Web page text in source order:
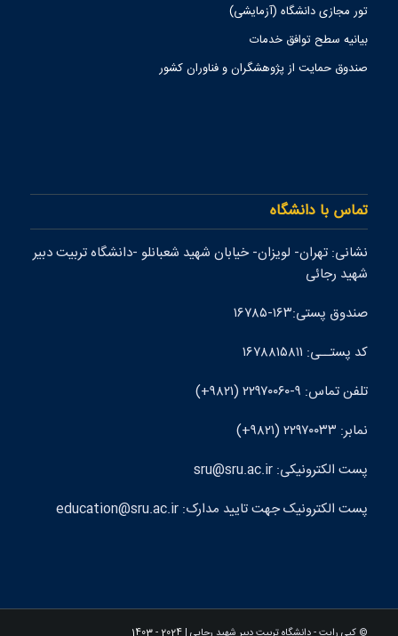
تور مجازی دانشگاه (آزمایشی)
بیانیه سطح توافق خدمات
صندوق حمايت از پژوهشگران و فناوران كشور
تماس با دانشگاه
نشانی: تهران- لويزان- خيابان شهيد شعبانلو -دانشگاه تربيت دبير
شهيد رجائی
صندوق پستی:۱۶۳-۱۶۷۸۵
کد پستــی: ۱۶۷۸۸۱۵۸۱۱
تلفن تماس: ۹-۲۲۹۷۰۰۶۰ (۹۸۲۱+)
نمابر: ۲۲۹۷۰۰۳۳ (۹۸۲۱+)
پست الکترونيکی: sru@sru.ac.ir
پست الکترونيک جهت تایید مدارک: education@sru.ac.ir